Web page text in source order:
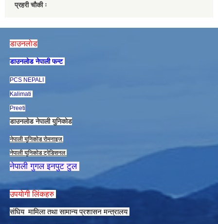
प्रहरी चौकी ः
डाउनलाेड
डाउनलाेड नेपाली फन्ट
PCS NEPALI
Kalimati
Preeti
डाउनलाेड नेपाली युनिकाेड
नेपाली युनिकाेड राेमनाइज
नेपाली युनिकाेड ट्रेडिसनल
नेपाली गुगल इनपुट टुल
उपयाेगी लिंकहरु
संघिय मामिला तथा सामान्य प्रशासन मन्त्रालय